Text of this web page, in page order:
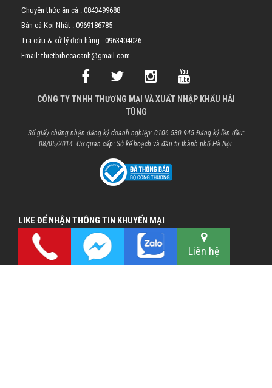
Chuyên thức ăn cá : 0843499688
Bán cá Koi Nhật : 0969186785
Tra cứu & xử lý đơn hàng : 0963404026
Email: thietbibecacanh@gmail.com
CÔNG TY TNHH THƯƠNG MẠI VÀ XUẤT NHẬP KHẨU HẢI
TÙNG
Số giấy chứng nhận đăng ký doanh nghiệp: 0106.530.945 Đăng ký lần đầu:
08/05/2014. Cơ quan cấp: Sở kế hoạch và đầu tư thành phố Hà Nội.
LIKE ĐỂ NHẬN THÔNG TIN KHUYẾN MẠI
Liên hệ